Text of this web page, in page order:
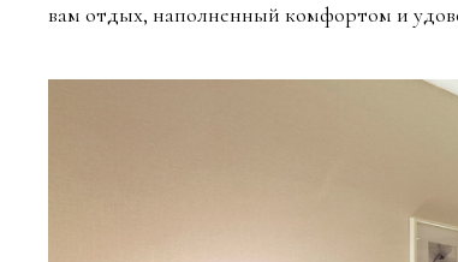
вам отдых, наполненный комфортом и